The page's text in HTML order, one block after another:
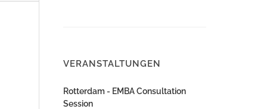
VERANSTALTUNGEN
Rotterdam - EMBA Consultation
Session